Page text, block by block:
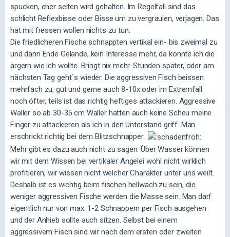
spucken, eher selten wird gehalten. Im Regelfall sind das
schlicht Reflexbisse oder Bisse um zu vergraulen, verjagen. Das
hat mit fressen wollen nichts zu tun.
Die friedlicheren Fische schnappten vertikal ein- bis zweimal zu
und dann Ende Gelände, kein Interesse mehr, da konnte ich die
ärgern wie ich wollte. Bringt nix mehr. Stunden später, oder am
nächsten Tag geht´s wieder. Die aggressiven Fisch beissen
mehrfach zu, gut und gerne auch 8-10x oder im Extremfall
noch öfter, teils ist das richtig heftiges attackieren. Aggressive
Waller so ab 30-35 cm Waller hatten auch keine Scheu meine
Finger zu attackieren als ich in den Unterstand griff. Man
erschrickt richtig bei dem Blitzschnapper.
Mehr gibt es dazu auch nicht zu sagen. Über Wasser können
wir mit dem Wissen bei vertikaler Angelei wohl nicht wirklich
profitieren, wir wissen nicht welcher Charakter unter uns weilt.
Deshalb ist es wichtig beim fischen hellwach zu sein, die
weniger aggressiven Fische werden die Masse sein. Man darf
eigentlich nur von max. 1-2 Schnappern per Fisch ausgehen
und der Anhieb sollte auch sitzen. Selbst bei einem
aggressivem Fisch sind wir nach dem ersten oder zweiten